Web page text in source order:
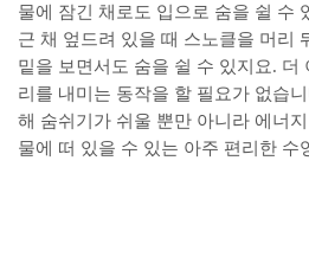
물에 잠긴 채로도 입으로 숨을 쉴 수
근 채 엎드려 있을 때 스노클을 머리
밑을 보면서도 숨을 쉴 수 있지요. 더
리를 내미는 동작을 할 필요가 없습
해 숨쉬기가 쉬울 뿐만 아니라 에너
물에 떠 있을 수 있는 아주 편리한 수